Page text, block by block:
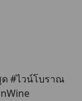
ด #ไวน์โบราณ